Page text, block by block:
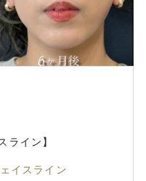
ライン】
イスライン